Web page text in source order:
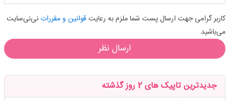
کاربر گرامی جهت ارسال پست شما ملزم به رعایت قوانین و مقرراتنی‌نی‌سایت
می‌باشید
ارسال نظر
جدیدترین تاپیک های 2 روز گذشته